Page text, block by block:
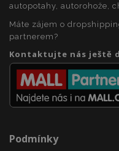
autopotahy, autorohože,
Máte zájem o
partnerem?
Kontaktujte nás ještě
Podmínky